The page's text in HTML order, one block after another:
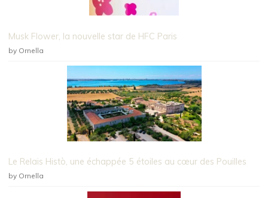
Musk Flower, la nouvelle star de HFC Paris
by Ornella
Le Relais Histò, une échappée 5 étoiles au cœur des Pouilles
by Ornella